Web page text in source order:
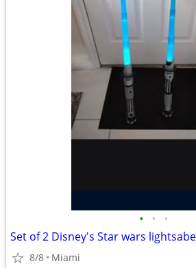
• • •
8/8 Miami